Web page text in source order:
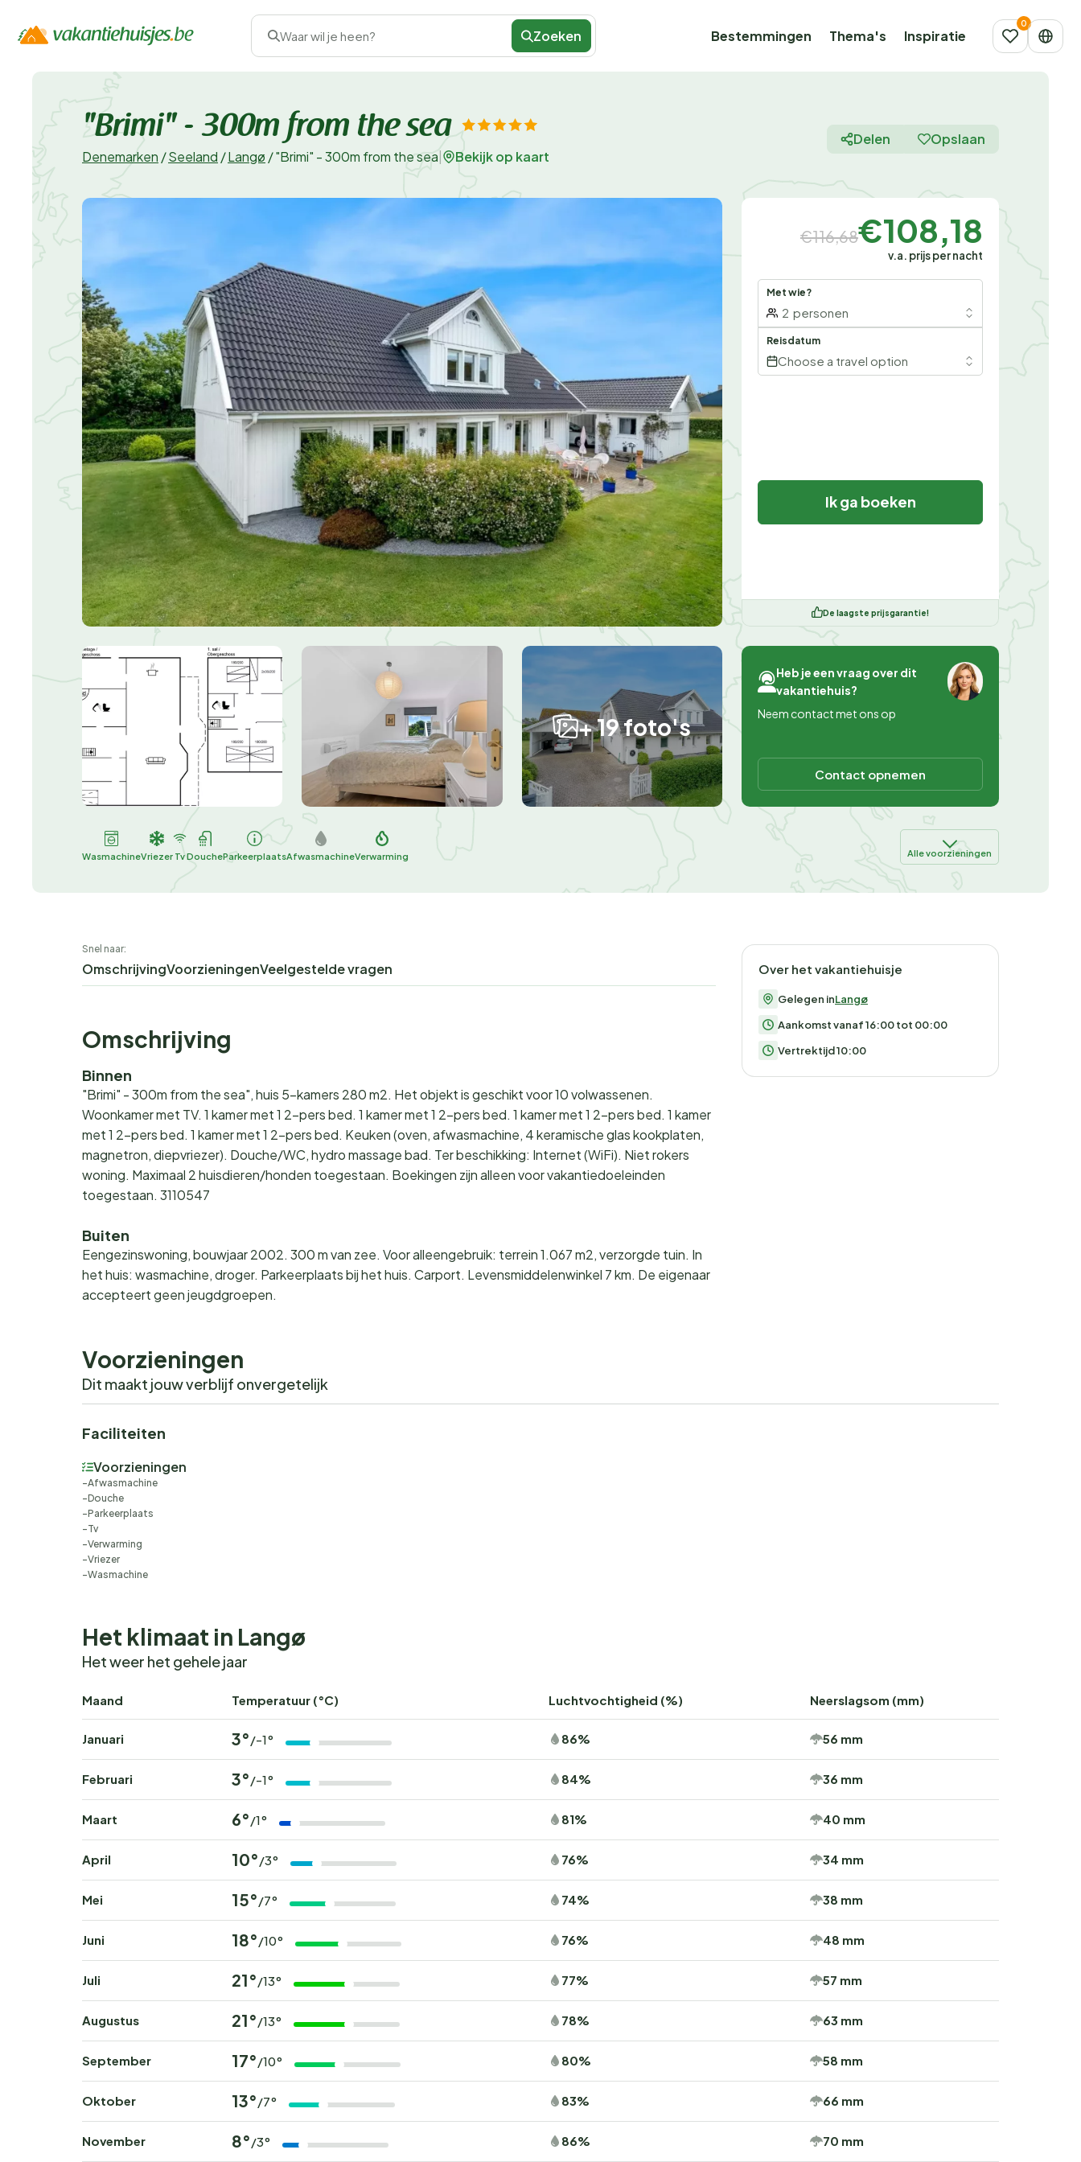
Waar wil je heen? Zoeken Bestemmingen Thema's Inspiratie
"Brimi" - 300m from the sea
Denemarken /Seeland /Langø /"Brimi" - 300m from the sea Bekijk op kaart
Delen Opslaan
+ 19 foto's
€116,68€108,18
v.a. prijs per nacht
Met wie?
2 personen
Reisdatum
Choose a travel option
Ik ga boeken
De laagste prijsgarantie!
Heb je een vraag over dit
vakantiehuis?
Neem contact met ons op
Contact opnemen
WasmachineVriezer TvDoucheParkeerplaatsAfwasmachineVerwarming Alle voorzieningen
Snel naar:
OmschrijvingVoorzieningenVeelgestelde vragen
Omschrijving
Binnen
"Brimi" - 300m from the sea", huis 5-kamers 280 m2. Het objekt is geschikt voor 10 volwassenen.
Woonkamer met TV. 1 kamer met 1 2-pers bed. 1 kamer met 1 2-pers bed. 1 kamer met 1 2-pers bed. 1 kamer
met 1 2-pers bed. 1 kamer met 1 2-pers bed. Keuken (oven, afwasmachine, 4 keramische glas kookplaten,
magnetron, diepvriezer). Douche/WC, hydro massage bad. Ter beschikking: Internet (WiFi). Niet rokers
woning. Maximaal 2 huisdieren/honden toegestaan. Boekingen zijn alleen voor vakantiedoeleinden
toegestaan. 3110547
Buiten
Eengezinswoning, bouwjaar 2002. 300 m van zee. Voor alleengebruik: terrein 1.067 m2, verzorgde tuin. In
het huis: wasmachine, droger. Parkeerplaats bij het huis. Carport. Levensmiddelenwinkel 7 km. De eigenaar
accepteert geen jeugdgroepen.
Over het vakantiehuisje
Gelegen inLangø
Aankomst vanaf 16:00 tot 00:00
Vertrektijd 10:00
Voorzieningen
Dit maakt jouw verblijf onvergetelijk
Faciliteiten
Voorzieningen
Afwasmachine
Douche
Parkeerplaats
Tv
Verwarming
Vriezer
Wasmachine
Het klimaat in Langø
Het weer het gehele jaar
Maand Temperatuur (°C) Luchtvochtigheid (%) Neerslagsom (mm)
Januari 3° /-1° 86% 56 mm
Februari 3° /-1° 84% 36 mm
Maart 6° /1° 81% 40 mm
April 10° /3° 76% 34 mm
Mei 15° /7° 74% 38 mm
Juni 18° /10° 76% 48 mm
Juli 21° /13° 77% 57 mm
Augustus 21° /13° 78% 63 mm
September 17° /10° 80% 58 mm
Oktober 13° /7° 83% 66 mm
November 8° /3° 86% 70 mm